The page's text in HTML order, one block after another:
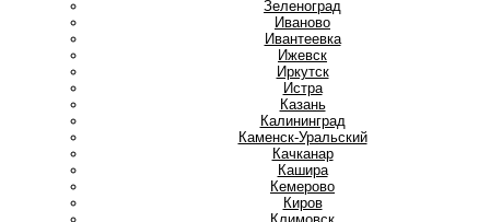
Зеленоград
Иваново
Ивантеевка
Ижевск
Иркутск
Истра
Казань
Калининград
Каменск-Уральский
Качканар
Кашира
Кемерово
Киров